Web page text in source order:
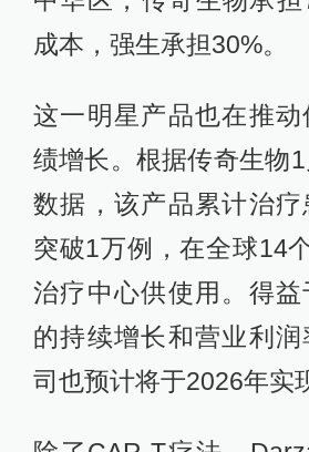
成本，强生承担30%。
这一明星产品也在推
绩增长。根据传奇生物
数据，该产品累计治
突破1万例，在全球14
治疗中心供使用。得
的持续增长和营业利
司也预计将于2026年实